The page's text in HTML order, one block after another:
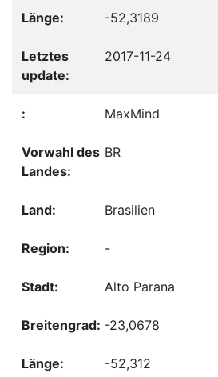
-52,3189
2017-11-24
MaxMind
BR
Brasilien
-
Alto Parana
-23,0678
-52,312